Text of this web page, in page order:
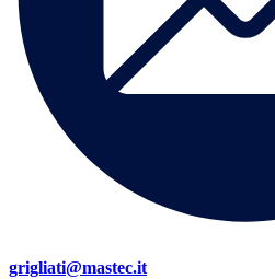
grigliati@mastec.it